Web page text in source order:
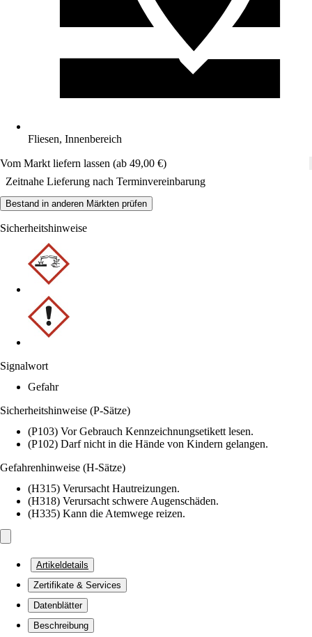
Fliesen, Innenbereich
Vom Markt liefern lassen (ab 49,00 €)
Zeitnahe Lieferung nach Terminvereinbarung
Bestand in anderen Märkten prüfen
Sicherheitshinweise
Signalwort
Gefahr
Sicherheitshinweise (P-Sätze)
(P103) Vor Gebrauch Kennzeichnungsetikett lesen.
(P102) Darf nicht in die Hände von Kindern gelangen.
Gefahrenhinweise (H-Sätze)
(H315) Verursacht Hautreizungen.
(H318) Verursacht schwere Augenschäden.
(H335) Kann die Atemwege reizen.
Artikeldetails
Zertifikate & Services
Datenblätter
Beschreibung